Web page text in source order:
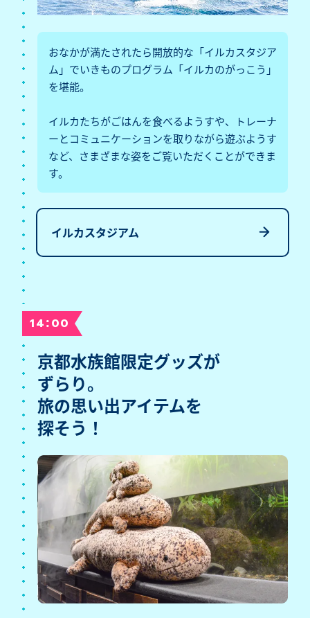
おなかが満たされたら開放的な「イルカスタジア
ム」でいきものプログラム「イルカのがっこう」
を堪能。
イルカたちがごはんを食べるようすや、トレーナ
ーとコミュニケーションを取りながら遊ぶようす
など、さまざまな姿をご覧いただくことができま
す。
イルカスタジアム
14:00
京都水族館限定グッズが
ずらり。
旅の思い出アイテムを
探そう！